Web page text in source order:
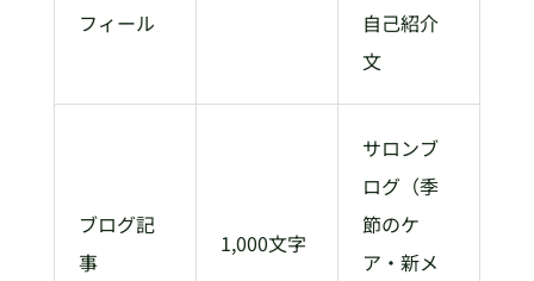
フィール
自己紹介
文
ブログ記
事
1,000文字
サロンブ
ログ（季
節のケ
ア・新メ